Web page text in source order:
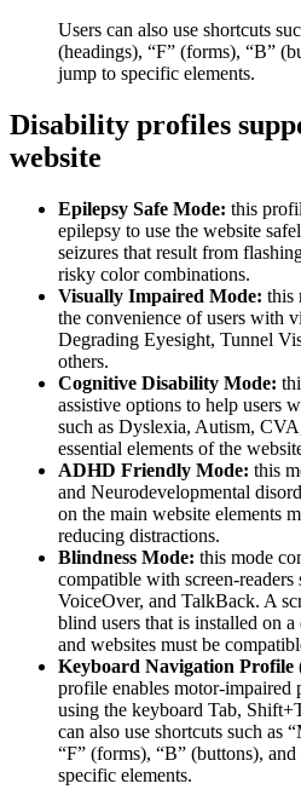
Users can also use shortcuts
(headings), “F” (forms), “B”
jump to specific elements.
Disability profiles
website
Epilepsy Safe Mode: this
epilepsy to use the website
seizures that result from
risky color combinations.
Visually Impaired Mode: this
the convenience of users with
Degrading Eyesight, Tunnel
others.
Cognitive Disability Mode:
assistive options to help users
such as Dyslexia, Autism,
essential elements of the
ADHD Friendly Mode: this
and Neurodevelopmental
on the main website elements
reducing distractions.
Blindness Mode: this mode
compatible with screen-
VoiceOver, and TalkBack. A
blind users that is installed on
and websites must be
Keyboard Navigation
profile enables motor-impaired
using the keyboard Tab,
can also use shortcuts such as
“F” (forms), “B” (buttons),
specific elements.